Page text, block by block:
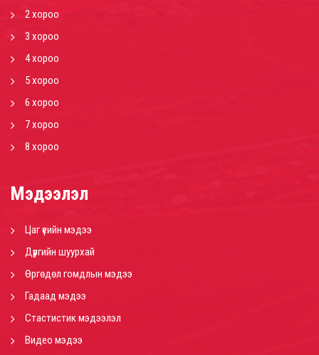
2 хороо
3 хороо
4 хороо
5 хороо
6 хороо
7 хороо
8 хороо
Мэдээлэл
Цаг үеийн мэдээ
Дүүргийн шуурхай
Өргөдөл гомдлын мэдээ
Гадаад мэдээ
Стастистик мэдээлэл
Видео мэдээ